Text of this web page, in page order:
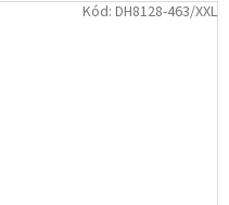
Kód: DH8128-463/XXL